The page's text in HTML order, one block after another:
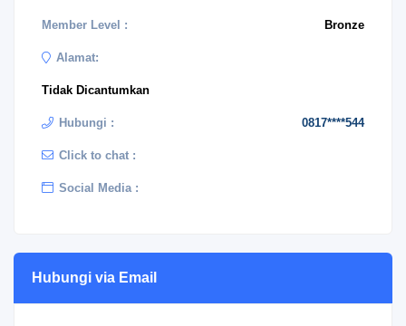
Member Level : Bronze
Alamat:
Tidak Dicantumkan
Hubungi : 0817****544
Click to chat :
Social Media :
Hubungi via Email